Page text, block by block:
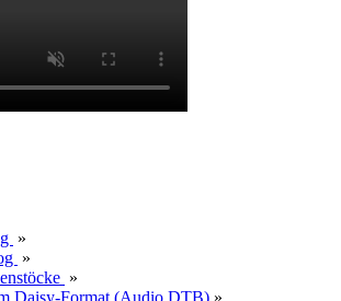
»
»
»
Daisy-Format (Audio DTB) »